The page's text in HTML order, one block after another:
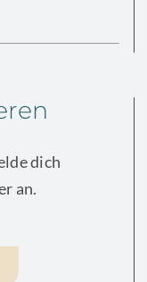
dich
an.